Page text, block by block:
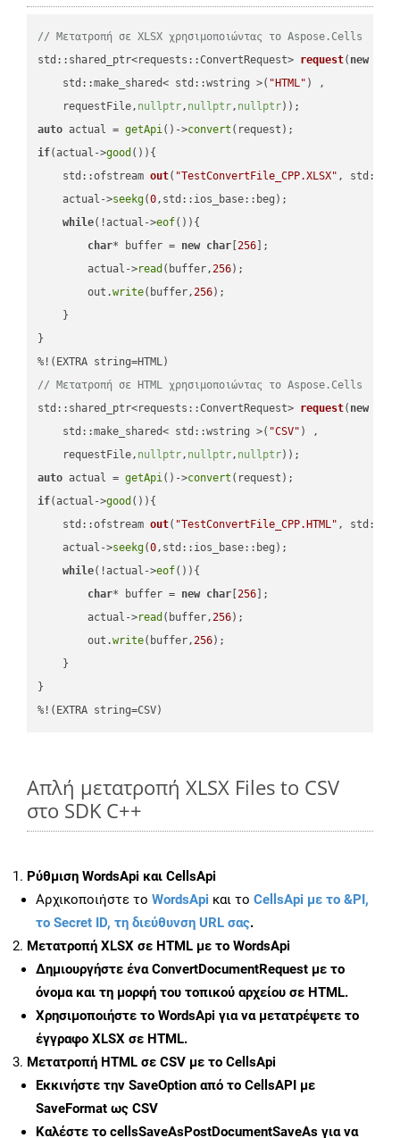
// Μετατροπή σε XLSX χρησιμοποιώντας το Aspose.Cells
std::shared_ptr<requests::ConvertRequest> request( new
    std::make_shared< std::wstring >(
"HTML" ) ,
    requestFile,
nullptr, nullptr, nullptr))
auto actual = getApi()->convert
if(actual->good ()){
std::ofstream out( "TestConvertFile_CPP.XLSX" ,
    actual->
seekg(0,std::ios_base::beg);
while(!actual->eof()){
char* buffer = new char [256 ];
        actual->
read (buffer,256);
        out.
write(buffer,256);
    }
}
// Μετατροπή σε HTML χρησιμοποιώντας το Aspose.Cells
std::shared_ptr<requests::ConvertRequest> request( new
    std::make_shared< std::wstring >(
"CSV" ) ,
    requestFile,
nullptr, nullptr, nullptr))
auto actual = getApi()->convert
if(actual->good ()){
std::ofstream out( "TestConvertFile_CPP.HTML" ,
    actual->
seekg(0,std::ios_base::beg);
while(!actual->eof()){
char* buffer = new char [256 ];
        actual->
read (buffer,256);
        out.
write(buffer,256);
    }
}
%!(EXTRA string=CSV)
Απλή μετατροπή XLSX Files to CSV
στο SDK C++
Ρύθμιση WordsApi και CellsApi
Αρχικοποιήστε το WordsApi και το CellsApi με το &PI,
το Secret ID, τη διεύθυνση URL σας.
Μετατροπή XLSX σε HTML με το WordsApi
Δημιουργήστε έναConvertDocumentRequest με το
όνομα και τη μορφή του τοπικού αρχείου σε HTML.
Χρησιμοποιήστε το WordsApi για να μετατρέψετε το
έγγραφο XLSX σε HTML.
Μετατροπή HTML σε CSV με το CellsApi
Εκκινήστε την SaveOption από το CellsAPI με
SaveFormat ως CSV
Καλέστε το cellsSaveAsPostDocumentSaveAs για να